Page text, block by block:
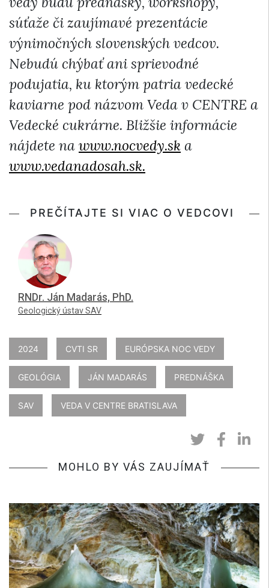
súťaže či zaujímavé prezentácie
výnimočných slovenských vedcov.
Nebudú chýbať ani sprievodné
podujatia, ku ktorým patria vedecké
kaviarne pod názvom Veda v CENTRE a
Vedecké cukrárne. Bližšie informácie
nájdete na www.nocvedy.sk a
www.vedanadosah.sk.
PREČÍTAJTE SI VIAC O VEDCOVI
RNDr. Ján Madarás, PhD.
Geologický ústav SAV
2024 CVTI SR EURÓPSKA NOC VEDY
GEOLÓGIA JÁN MADARÁS PREDNÁŠKA
SAV VEDA V CENTRE BRATISLAVA
MOHLO BY VÁS ZAUJÍMAŤ